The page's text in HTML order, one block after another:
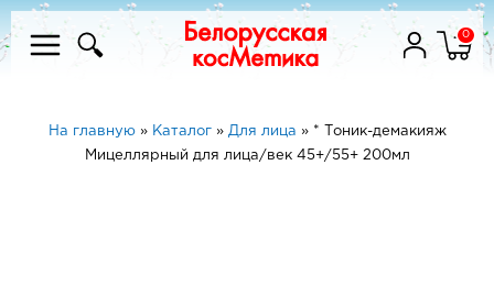
0
На главную» Каталог» Для лица » * Тоник-демакияж
Мицеллярный для лица/век 45+/55+ 200мл